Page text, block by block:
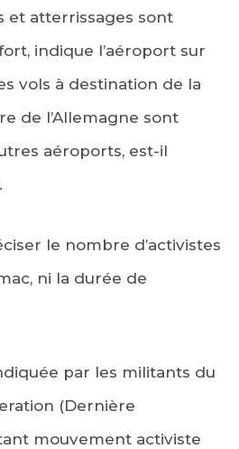
et atterrissages sont
indique l’aéroport sur
vols à destination de la
de l’Allemagne sont
aéroports, est-il
le nombre d’activistes
ni la durée de
par les militants du
(Dernière
mouvement activiste